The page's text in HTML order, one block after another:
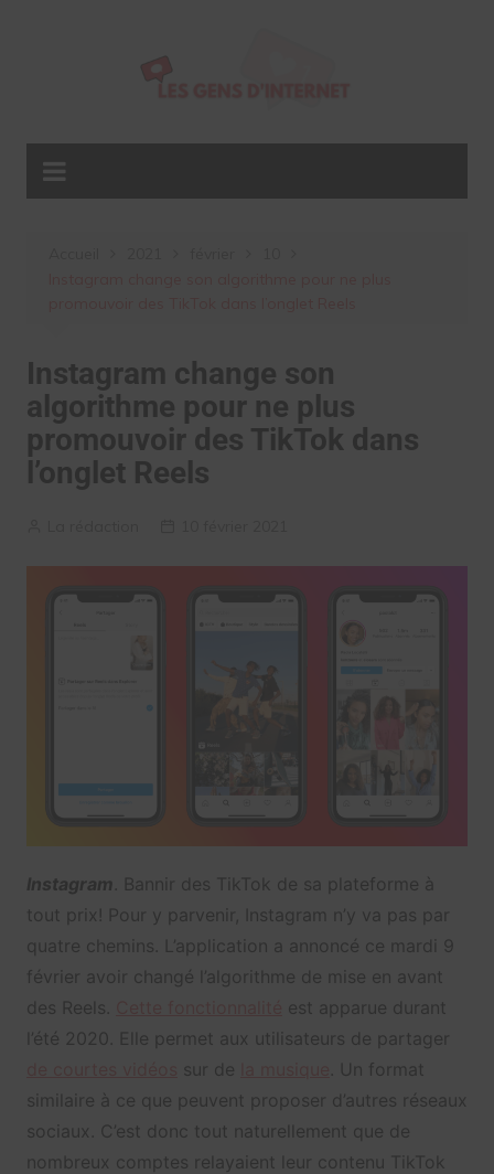
Instagram change son
algorithme pour ne plus
promouvoir des TikTok dans
l’onglet Reels
Instagram . Bannir des TikTok de sa plateforme à
tout prix! Pour y parvenir, Instagram n’y va pas par
quatre chemins. L’application a annoncé ce mardi 9
février avoir changé l’algorithme de mise en avant
des Reels.
est apparue durant
l’été 2020. Elle permet aux utilisateurs de partager
sur de
. Un format
similaire à ce que peuvent proposer d’autres réseaux
sociaux. C’est donc tout naturellement que de
nombreux comptes relayaient leur contenu TikTok